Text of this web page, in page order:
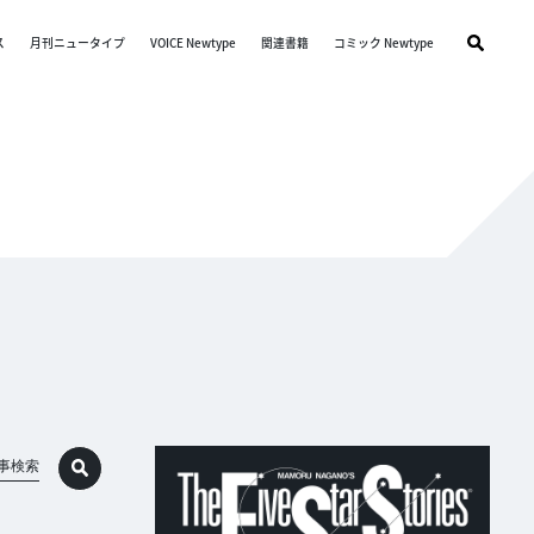
月刊ニュータイプ VOICE Newtype 関連書籍 コミック Newtype
検索